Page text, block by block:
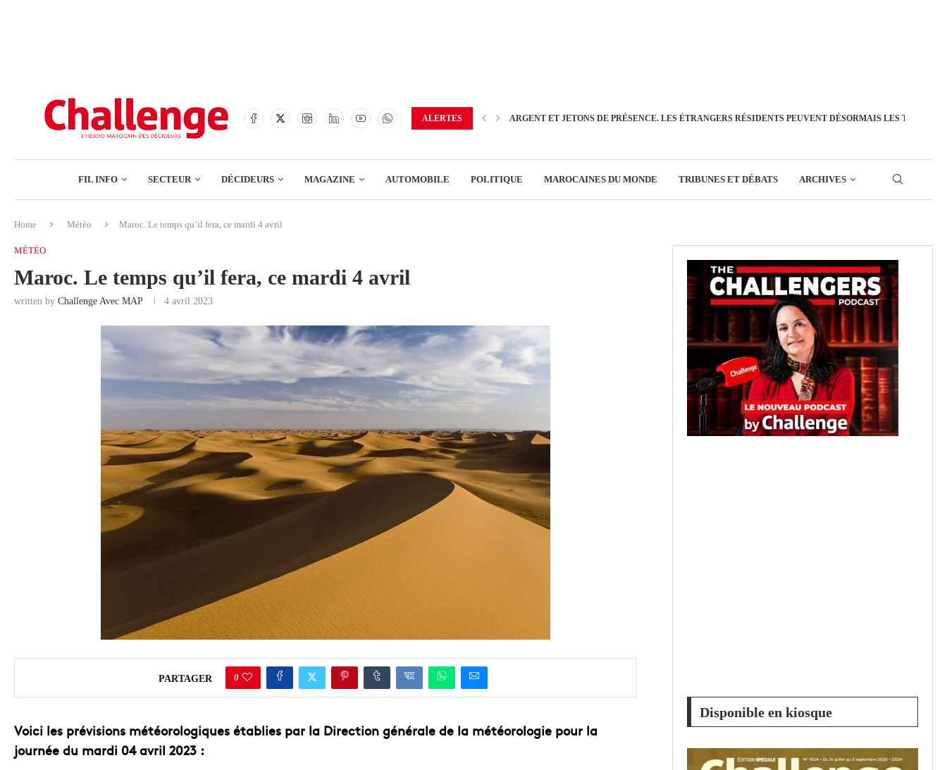
COMMERCE
ENSEIGNEMENT
ALERTES ARGENT ET JETONS DE PRÉSENCE. LES ÉTRANGERS RÉSIDENTS PEUVENT DÉSORMAIS LES
FIL INFO SECTEUR
BOURSE
EDUCATION
ENSEIGNEMENT
DÉCIDEURS MAGAZINE AUTOMOBILE POLITIQUE MAROCAINES DU MONDE TRIBUNES ET DÉBATS ARCHIVES
Home Météo Maroc. Le temps qu’il fera, ce mardi 4 avril
MÉTÉO
Maroc. Le temps qu’il fera, ce mardi 4 avril
written by Challenge Avec MAP 4 avril 2023
PARTAGER 0
Voici les prévisions météorologiques établies par la Direction générale de la météorologie pour la
journée du mardi 04 avril 2023 :
Disponible en kiosque